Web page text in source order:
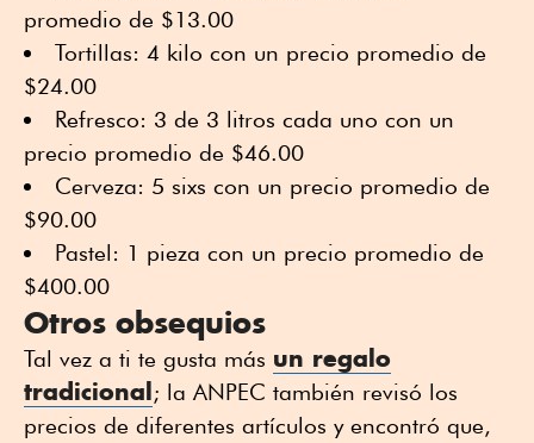
promedio de $13.00
Tortillas: 4 kilo con un precio promedio de
$24.00
Refresco: 3 de 3 litros cada uno con un
precio promedio de $46.00
Cerveza: 5 sixs con un precio promedio de
$90.00
Pastel: 1 pieza con un precio promedio de
$400.00
Otros obsequios
Tal vez a ti te gusta más un regalo
tradicional; la ANPEC también revisó los
precios de diferentes artículos y encontró que,